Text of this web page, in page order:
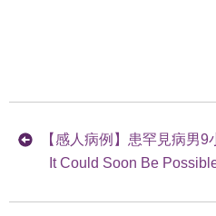
【感人病例】患罕見病男
It Could Soon Be